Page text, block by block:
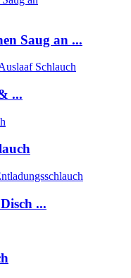
Saug an ...
...
...